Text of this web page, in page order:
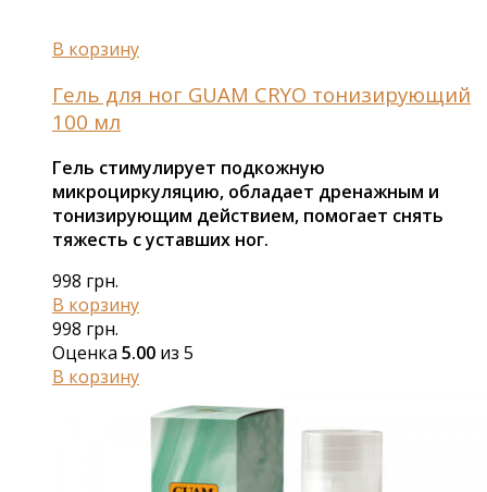
В корзину
Гель для ног GUAM CRYO тонизирующий
100 мл
Гель стимулирует подкожную
микроциркуляцию, обладает дренажным и
тонизирующим действием, помогает снять
тяжесть с уставших ног.
998 грн.
В корзину
998 грн.
Оценка 5.00 из 5
В корзину